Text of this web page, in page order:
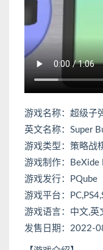
游戏名称：超级子
英文名称：Super
游戏类型：策略战
游戏制作：BeXide
游戏发行：PQube
游戏平台：
游戏语言：中文,英
发售日期：2022-